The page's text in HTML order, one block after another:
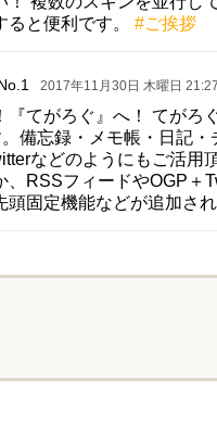
ると便利です。 #ご挨拶
2017年11月30日 木曜日
てがろぐ』へ！ てがろ
備忘録・メモ帳・日記
などのようにもご活用
、RSSフィードやOGP＋
頭固定機能などが追加さ